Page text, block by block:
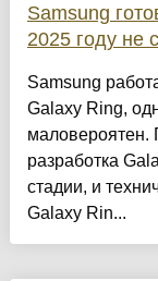
Samsung
2025 году не
Samsung
Galaxy Ring,
маловероятен.
разработка
стадии, и
Galaxy Rin...